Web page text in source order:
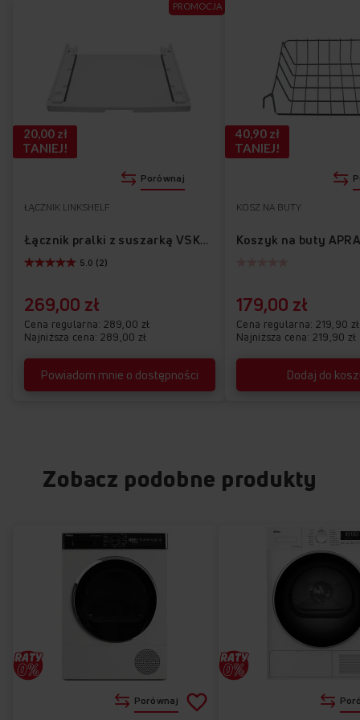
269,00 zł
Cena regularna 289,00 zł
Najniższa cena: 289,00 zł
ŁĄCZNIK LINKSHELF
Łącznik pralki z suszarką VSK02
Powiadom mnie o dostępności
5.0 (2)
PROMOCJA
20,00 zł
TANIEJ!
Porównaj
179,00 zł
Cena regularna 219,90 zł
Najniższa cena: 219,90 zł
KOSZ NA BUTY
Koszyk na buty
Dodaj do
40,90 zł
TANIEJ!
Zobacz podobne produkty
Porównaj Dodaj